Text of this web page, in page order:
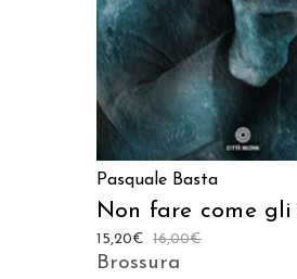
Pasquale Basta
Non fare come
16,00€
15,20€
Brossura